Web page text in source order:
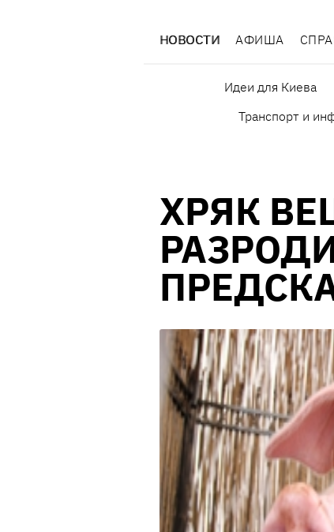
НОВОСТИ АФИША
Идеи для Киева
Транспорт и
ХРЯК